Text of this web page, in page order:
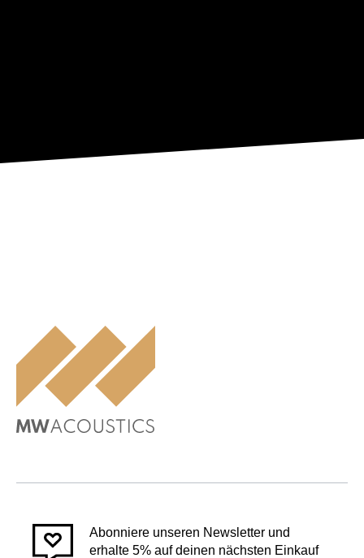
Abonniere unseren Newsletter und
erhalte 5% auf deinen nächsten Einkauf